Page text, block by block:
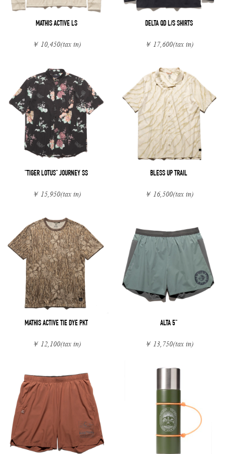
MATHIS ACTIVE LS
￥ 10,450(tax in)
DELTA QD L/S SHIRTS
￥ 17,600(tax in)
"TIGER LOTUS" JOURNEY SS
￥ 15,950(tax in)
BLESS UP TRAIL
￥ 16,500(tax in)
MATHIS ACTIVE TIE DYE PKT
￥ 12,100(tax in)
ALTA 5"
￥ 13,750(tax in)